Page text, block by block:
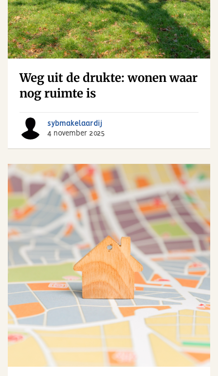
Weg uit de drukte: wonen waar
nog ruimte is
sybmakelaardij
4 november 2025